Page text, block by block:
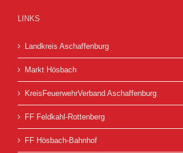
LINKS
Landkreis Aschaffenburg
Markt Hösbach
KreisFeuerwehrVerband Aschaffenburg
FF Feldkahl-Rottenberg
FF Hösbach-Bahnhof